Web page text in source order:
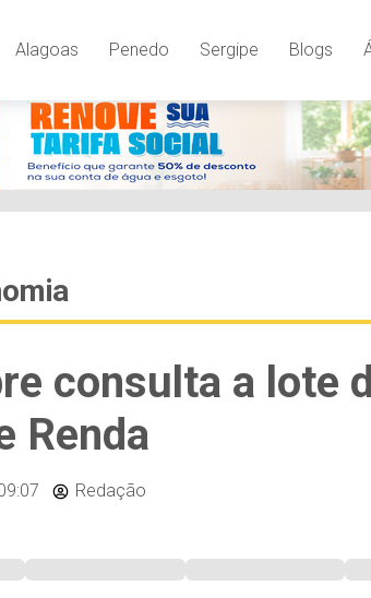
Alagoas Penedo Sergipe Blogs
consulta a lote
Renda
Redação